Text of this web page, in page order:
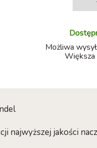
Możliwa
najwyższej jakości